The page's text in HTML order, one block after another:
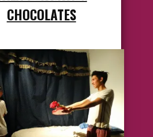
CHOCOLATES